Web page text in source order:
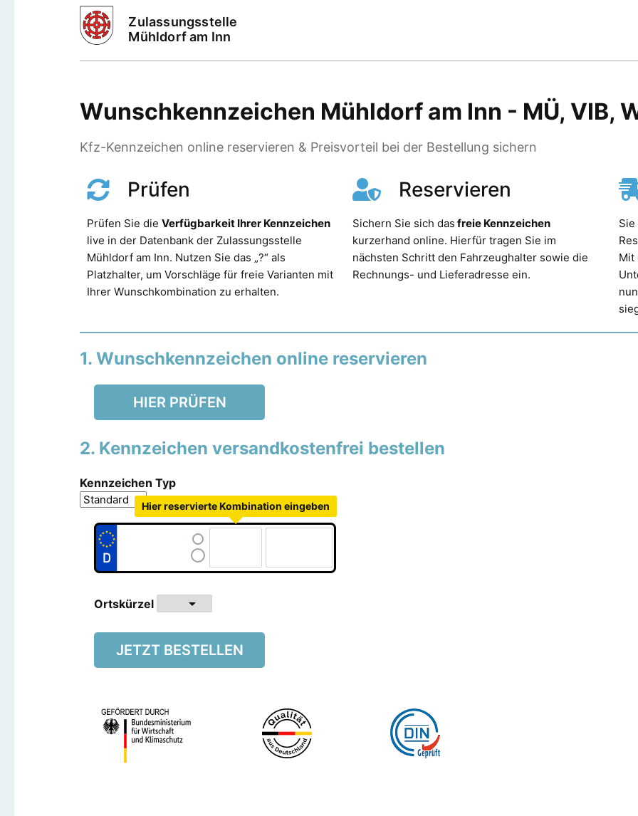
Zulassungsstelle
Mühldorf am Inn
Wunschkennzeichen Mühldorf am Inn - MÜ, VIB,
Kfz-Kennzeichen online reservieren & Preisvorteil bei der Bestellung sichern
Prüfen
Prüfen Sie die Verfügbarkeit Ihrer Kennzeichen
live in der Datenbank der Zulassungsstelle
Mühldorf am Inn. Nutzen Sie das „?“ als
Platzhalter, um Vorschläge für freie Varianten mit
Ihrer Wunschkombination zu erhalten.
Reservieren
Sichern Sie sich das freie Kennzeichen
kurzerhand online. Hierfür tragen Sie im
nächsten Schritt den Fahrzeughalter sowie die
Rechnungs- und Lieferadresse ein.
Mit
1. Wunschkennzeichen online reservieren
HIER PRÜFEN
2. Kennzeichen versandkostenfrei bestellen
Kennzeichen Typ
Hier reservierte Kombination eingeben
Ortskürzel arrow_drop_down
JETZT BESTELLEN